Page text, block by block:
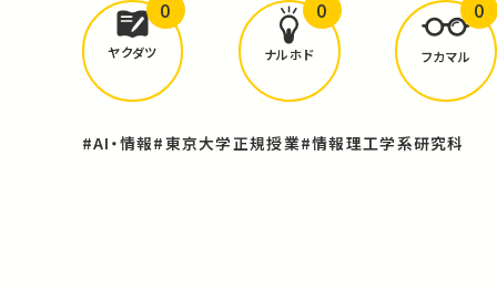
どんな学びがありましたか？
ヤクダツ
0
ナルホド
0
フカマル
0
#AI・情報#東京大学正規授業#情報理工学系研究科